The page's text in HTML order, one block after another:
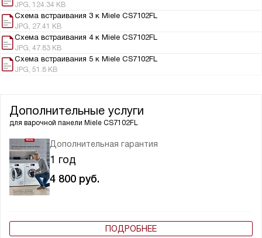
JPG, 124.34 KB
Схема встраивания 3 к Miele CS7102FL
JPG, 27.41 KB
Схема встраивания 4 к Miele CS7102FL
JPG, 47.83 KB
Схема встраивания 5 к Miele CS7102FL
JPG, 51.8 KB
Дополнительные услуги
для варочной панели Miele CS7102FL
Дополнительная гарантия
1 год
4 800 руб.
ПОДРОБНЕЕ